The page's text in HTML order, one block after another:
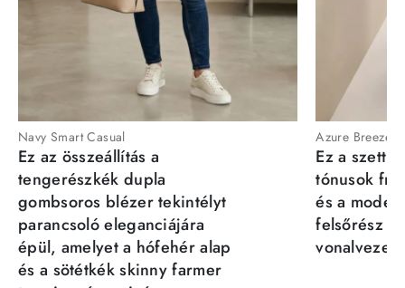
Navy Smart Casual
Ez az összeállítás a
tengerészkék dupla
gombsoros blézer tekintélyt
parancsoló eleganciájára
épül, amelyet a hófehér alap
és a sötétkék skinny farmer
Azure Breeze
Ez a szett
tónusok
és a
felsőrész